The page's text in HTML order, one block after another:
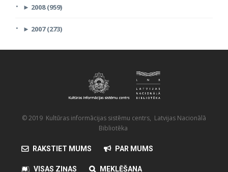
► 2008 (959)
► 2007 (273)
© 2019 Kultūras informācijas sistēmu centrs, Latvijas Nacionālā
Bibliotēka
RAKSTIET MUMS PAR MUMS
VISAS ZIŅAS MEKLĒŠANA